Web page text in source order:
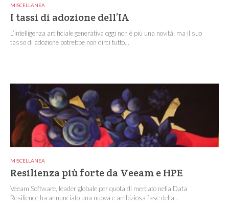
MISCELLANEA
I tassi di adozione dell’IA
L’intelligenza artificiale generativa oggi non è più una novità, ma il suo
tasso di adozione potrebbe non dirci tutto...
MISCELLANEA
Resilienza più forte da Veeam e HPE
Veeam Software, leader globale per quota di mercato nella Data
Resilience,ha annunciato una nuova e ambiziosa fase della...